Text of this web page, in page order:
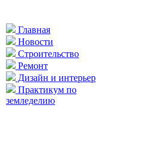
Главная
Новости
Строительство
Ремонт
Дизайн и интерьер
Практикум по
земледелию